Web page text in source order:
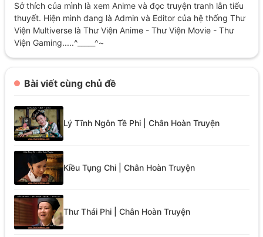
Sở thích của mình là xem Anime và đọc truyện tranh lẫn tiểu
thuyết. Hiện mình đang là Admin và Editor của hệ thống Thư
Viện Multiverse là Thư Viện Anime - Thư Viện Movie - Thư
Viện Gaming.....^_____^~
Bài viết cùng chủ đề
Lý Tĩnh Ngôn Tề Phi | Chân Hoàn Truyện
Kiều Tụng Chi | Chân Hoàn Truyện
Thư Thái Phi | Chân Hoàn Truyện